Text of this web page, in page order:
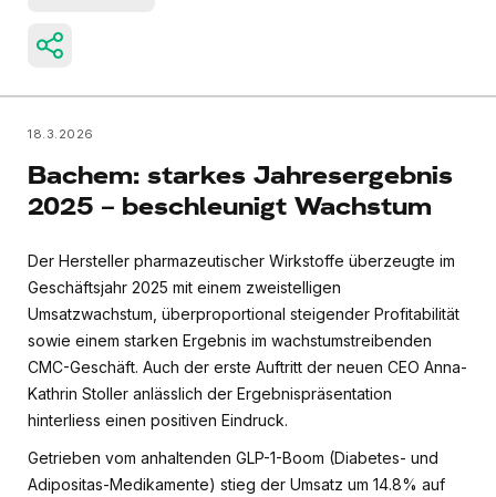
18.3.2026
Bachem: starkes Jahresergebnis
2025 – beschleunigt Wachstum
Der Hersteller pharmazeutischer Wirkstoffe überzeugte im
Geschäftsjahr 2025 mit einem zweistelligen
Umsatzwachstum, überproportional steigender Profitabilität
sowie einem starken Ergebnis im wachstumstreibenden
CMC-Geschäft. Auch der erste Auftritt der neuen CEO Anna-
Kathrin Stoller anlässlich der Ergebnispräsentation
hinterliess einen positiven Eindruck.
Getrieben vom anhaltenden GLP-1-Boom (Diabetes- und
Adipositas-Medikamente) stieg der Umsatz um 14.8% auf